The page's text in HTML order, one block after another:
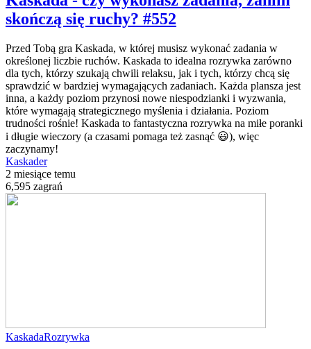
skończą się ruchy? #552
Przed Tobą gra Kaskada, w której musisz wykonać zadania w
określonej liczbie ruchów. Kaskada to idealna rozrywka zarówno
dla tych, którzy szukają chwili relaksu, jak i tych, którzy chcą się
sprawdzić w bardziej wymagających zadaniach. Każda plansza jest
inna, a każdy poziom przynosi nowe niespodzianki i wyzwania,
które wymagają strategicznego myślenia i działania. Poziom
trudności rośnie! Kaskada to fantastyczna rozrywka na miłe poranki
i długie wieczory (a czasami pomaga też zasnąć 😃), więc
zaczynamy!
Kaskader
2 miesiące temu
6,595 zagrań
KaskadaRozrywka